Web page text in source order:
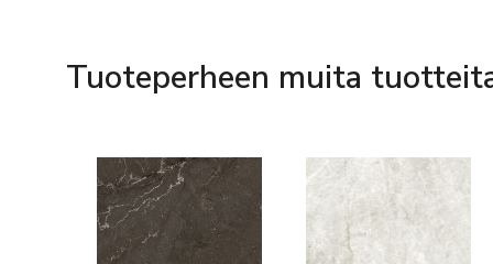
Tuoteperheen muita